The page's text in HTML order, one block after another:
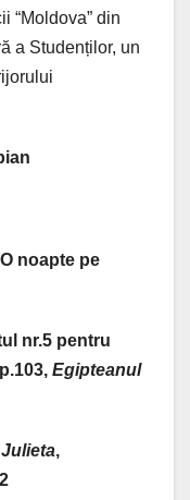
“Moldova” din
a Studenților, un
noapte pe
nr.5 pentru
Egipteanul
,